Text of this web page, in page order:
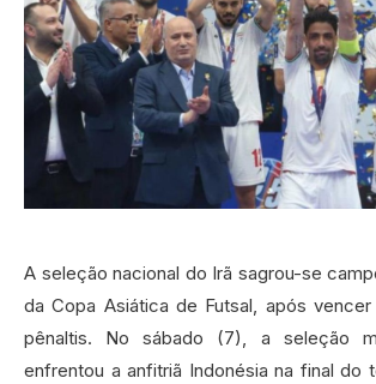
A seleção nacional do Irã sagrou-se
da Copa Asiática de Futsal, após
pênaltis. No sábado (7), a seleção
enfrentou a anfitriã Indonésia na final do